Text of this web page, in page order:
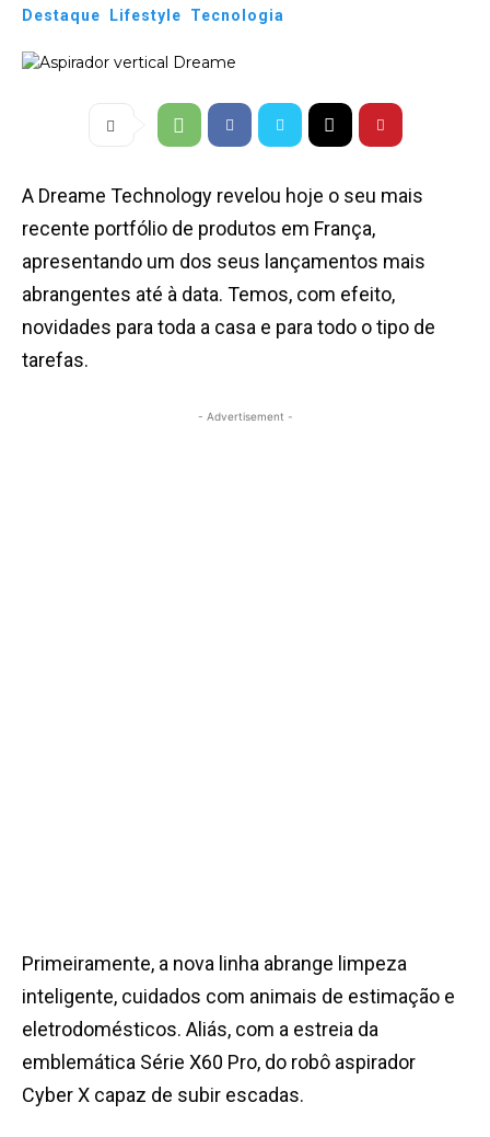
Destaque Lifestyle Tecnologia
A Dreame Technology revelou hoje o seu mais
recente portfólio de produtos em França,
apresentando um dos seus lançamentos mais
abrangentes até à data. Temos, com efeito,
novidades para toda a casa e para todo o tipo de
tarefas.
- Advertisement -
Primeiramente, a nova linha abrange limpeza
inteligente, cuidados com animais de estimação e
eletrodomésticos. Aliás, com a estreia da
emblemática Série X60 Pro, do robô aspirador
Cyber X capaz de subir escadas.